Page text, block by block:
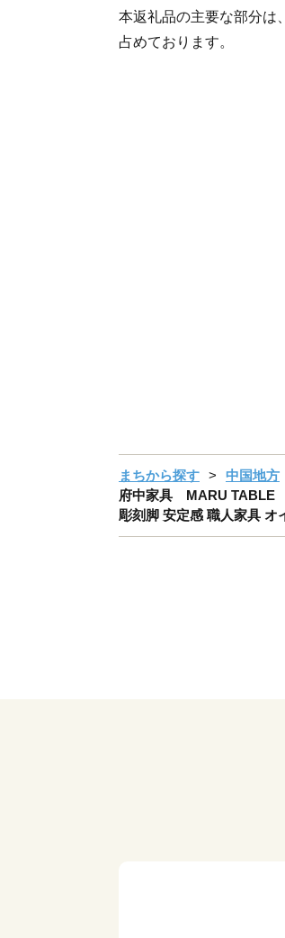
本返礼品の主要な部分は
占めております。
まちから探す 中国地方
府中家具 MARU TABLE
彫刻脚 安定感 職人家具 オ